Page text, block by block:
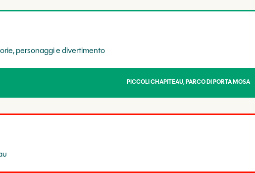
personaggi e divertimento
PICCOLI CHAPITEAU, PARCO DI PORTA MOSA